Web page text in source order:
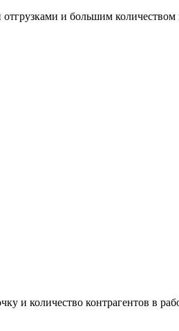
и большим количеством
и количество контрагентов в